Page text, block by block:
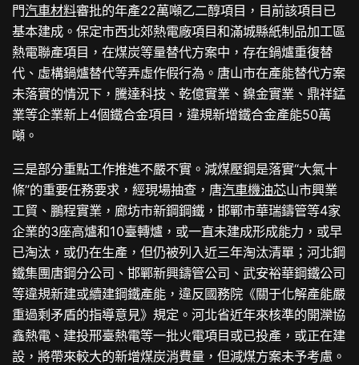
門汽車材料審批的年產22萬噸乙二醇項目，目前該項目已
基本建成。保定市西北郊熱電廠項目和滿城縣紙制品加工區
熱電聯產項目，在煤炭等量替代方案中，存在鍋爐重復替
代、虛構鍋爐替代等弄虛作假行為。唐山市在產能替代方案
未落實的情況下，騰達科技、乾億實業、鎳金實業、鼎祥錳
業等企業新上4個鐵合金項目，違規新增鐵合金產能50萬
噸。
三是部分重點工作推進不嚴不實。減煤壓鋼是落實“大氣十
條”的重要任務要求，經現場抽查，唐汽車機油芯山市興業
工貿、鵬程實業，廊坊市新鋼鋼鐵，邯鄲市華瑞鑄管等4家
企業的3座高爐和10臺轉爐，或一直未建成形成能力，或早
已淘汰，或仍在生產，但仍被列入近三年淘汰清單；河北鋼
鐵集團唐鋼分公司、邯鄲新興鑄管公司、武安裕華鋼鐵公司
等違規新建或續建鋼鐵產能，違反國務院《關于化解產能嚴
重過剩矛盾的指導意見》規定。河北省近年來核準的開灤協
鑫熱電、建投邢臺熱電等一批火電項目或已投產，或正在建
設，將帶來較大的新增煤炭消費量，但減煤方案未予考慮。